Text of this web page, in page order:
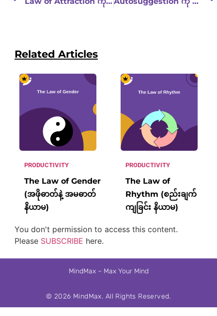
Related Articles
PRODUCTIVITY
The Law of Gender
(အဖိုဓာတ်နဲ့ အမဓာတ်
နိယာမ)
PRODUCTIVITY
The Law of
Rhythm (စည်းချက်
ကျခြင်း နိယာမ)
You don't permission to access this content.
Please SUBSCRIBE here.
MindMax – Max Your Mind
© 2026 MindMax. All Rights Reserved.